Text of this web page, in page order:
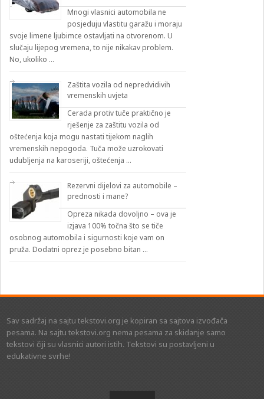
Mnogi vlasnici automobila ne
posjeduju vlastitu garažu i moraju
svoje limene ljubimce ostavljati na otvorenom. U
slučaju lijepog vremena, to nije nikakav problem.
No, ukoliko …
Zaštita vozila od nepredvidivih
vremenskih uvjeta
Cerada protiv tuče praktično je
rješenje za zaštitu vozila od
oštećenja koja mogu nastati tijekom naglih
vremenskih nepogoda. Tuča može uzrokovati
udubljenja na karoseriji, oštećenja …
Rezervni dijelovi za automobile –
prednosti i mane?
Opreza nikada dovoljno – ova je
izjava 100% točna što se tiče
osobnog automobila i sigurnosti koje vam on
pruža. Dodatni oprez je posebno bitan …
Sav sadržaj na sajtu tekstovi.org je kopiran sa sajtova izvođača
pesama. Na sajtu tekstovi.org nema pesama za skidanje samo
tekstovi čiji su vlasnici autori istih. Tekstovi su postavljeni u
edukativne svrhe!